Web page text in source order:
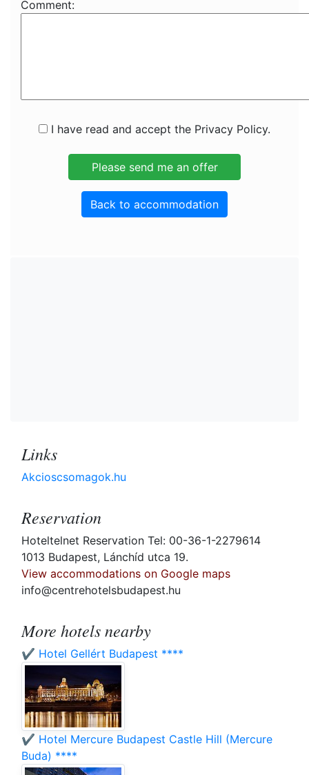
Comment:
I have read and accept the Privacy Policy.
Back to accommodation
Links
Akcioscsomagok.hu
Reservation
Hoteltelnet Reservation Tel: 00-36-1-2279614
1013 Budapest, Lánchíd utca 19.
View accommodations on Google maps
info@centrehotelsbudapest.hu
More hotels nearby
✔️ Hotel Gellért Budapest ****
✔️ Hotel Mercure Budapest Castle Hill (Mercure
Buda) ****